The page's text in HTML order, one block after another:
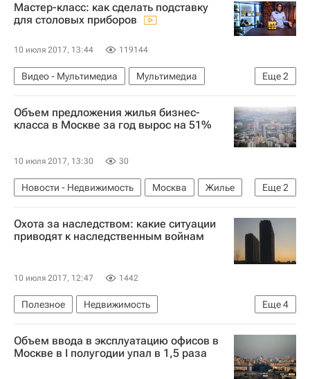
Мошенничество
Россия
Мастер-класс: как сделать подставку
для столовых приборов
10 июля 2017, 13:44 119144
Еще2
Видео - Мультимедиа
Мультимедиа
Интерьер
Дизайн
Объем предложения жилья бизнес-
класса в Москве за год вырос на 51%
10 июля 2017, 13:30 30
Еще2
Новости - Недвижимость Москва
Жилье
Новостройки
Россия
Охота за наследством: какие ситуации
приводят к наследственным войнам
10 июля 2017, 12:47 1442
Еще4
Полезное
Недвижимость
Законодательство
Наследство
Россия
Полезное – РИА Недвижимость
Объем ввода в эксплуатацию офисов в
Москве в I полугодии упал в 1,5 раза